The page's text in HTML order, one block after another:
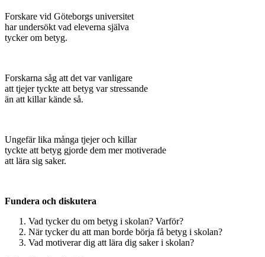
Forskare vid Göteborgs universitet
har undersökt vad eleverna själva
tycker om betyg.
Forskarna såg att det var vanligare
att tjejer tyckte att betyg var stressande
än att killar kände så.
Ungefär lika många tjejer och killar
tyckte att betyg gjorde dem mer motiverade
att lära sig saker.
Fundera och diskutera
Vad tycker du om betyg i skolan? Varför?
När tycker du att man borde börja få betyg i skolan?
Vad motiverar dig att lära dig saker i skolan?